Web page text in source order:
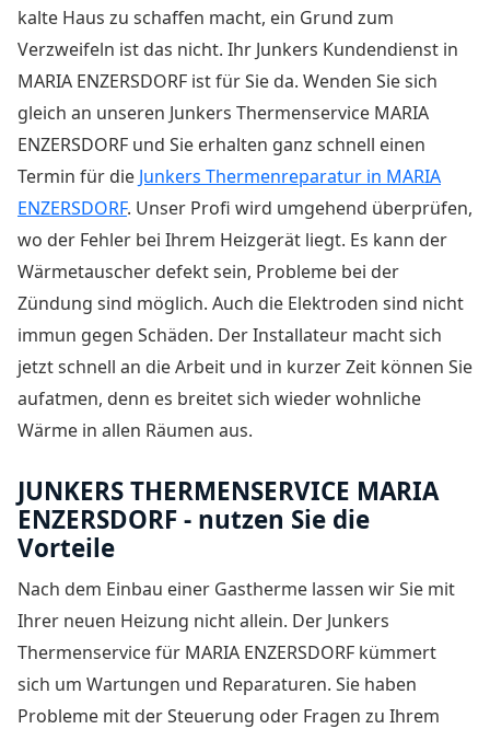
kalte Haus zu schaffen macht, ein Grund zum
Verzweifeln ist das nicht. Ihr Junkers Kundendienst in
MARIA ENZERSDORF ist für Sie da. Wenden Sie sich
gleich an unseren Junkers Thermenservice MARIA
ENZERSDORF und Sie erhalten ganz schnell einen
Termin für die Junkers Thermenreparatur in MARIA
ENZERSDORF. Unser Profi wird umgehend überprüfen,
wo der Fehler bei Ihrem Heizgerät liegt. Es kann der
Wärmetauscher defekt sein, Probleme bei der
Zündung sind möglich. Auch die Elektroden sind nicht
immun gegen Schäden. Der Installateur macht sich
jetzt schnell an die Arbeit und in kurzer Zeit können Sie
aufatmen, denn es breitet sich wieder wohnliche
Wärme in allen Räumen aus.
JUNKERS THERMENSERVICE MARIA
ENZERSDORF - nutzen Sie die
Vorteile
Nach dem Einbau einer Gastherme lassen wir Sie mit
Ihrer neuen Heizung nicht allein. Der Junkers
Thermenservice für MARIA ENZERSDORF kümmert
sich um Wartungen und Reparaturen. Sie haben
Probleme mit der Steuerung oder Fragen zu Ihrem